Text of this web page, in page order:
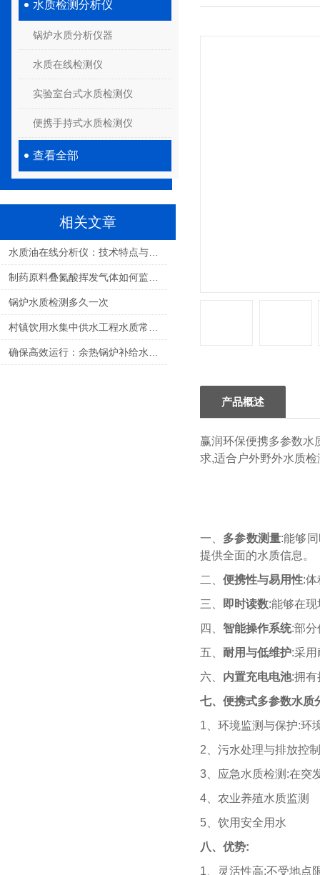
水质检测分析仪
锅炉水质分析仪器
水质在线检测仪
实验室台式水质检测仪
便携手持式水质检测仪
查看全部
相关文章
锅炉水质检测多久一次
产品概述
赢润环保便携多参数水
求,适合户外野外水质
一、 多参数测量:能够
提供全面的水质信息。
二、 便携性与易用性:
三、
即时读数:能够在
四、 智能操作系统:部分
五、 耐用与低维护:采
六、 内置充电电池:拥有
七、便携式多参数水质
1、环境监测与保护:环
2、污水处理与排放控
3、应急水质检测:在突
4、农业养殖水质监测
5、饮用安全用水
八、优势:
1、灵活性高:不受地点